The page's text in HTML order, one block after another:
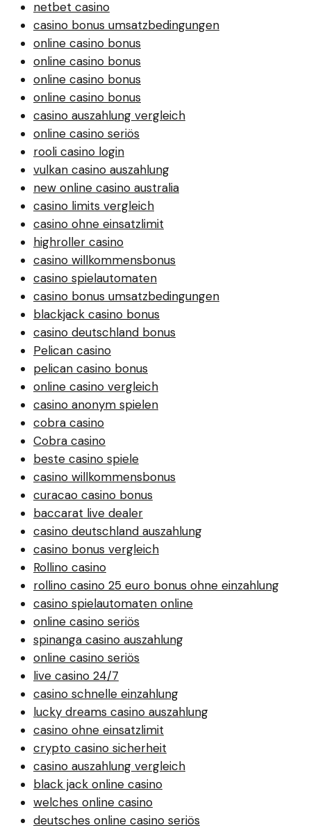
netbet casino
casino bonus umsatzbedingungen
online casino bonus
online casino bonus
online casino bonus
online casino bonus
casino auszahlung vergleich
online casino seriös
rooli casino login
vulkan casino auszahlung
new online casino australia
casino limits vergleich
casino ohne einsatzlimit
highroller casino
casino willkommensbonus
casino spielautomaten
casino bonus umsatzbedingungen
blackjack casino bonus
casino deutschland bonus
Pelican casino
pelican casino bonus
online casino vergleich
casino anonym spielen
cobra casino
Cobra casino
beste casino spiele
casino willkommensbonus
curacao casino bonus
baccarat live dealer
casino deutschland auszahlung
casino bonus vergleich
Rollino casino
rollino casino 25 euro bonus ohne einzahlung
casino spielautomaten online
online casino seriös
spinanga casino auszahlung
online casino seriös
live casino 24/7
casino schnelle einzahlung
lucky dreams casino auszahlung
casino ohne einsatzlimit
crypto casino sicherheit
casino auszahlung vergleich
black jack online casino
welches online casino
deutsches online casino seriös